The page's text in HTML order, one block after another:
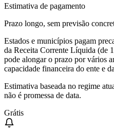
Estimativa de pagamento
Prazo longo, sem previsão
Estados e municípios pagam
da Receita Corrente Líquida (de
pode alongar o prazo por vários
capacidade financeira do ente e
Estimativa baseada no regime
não é promessa de data.
Grátis